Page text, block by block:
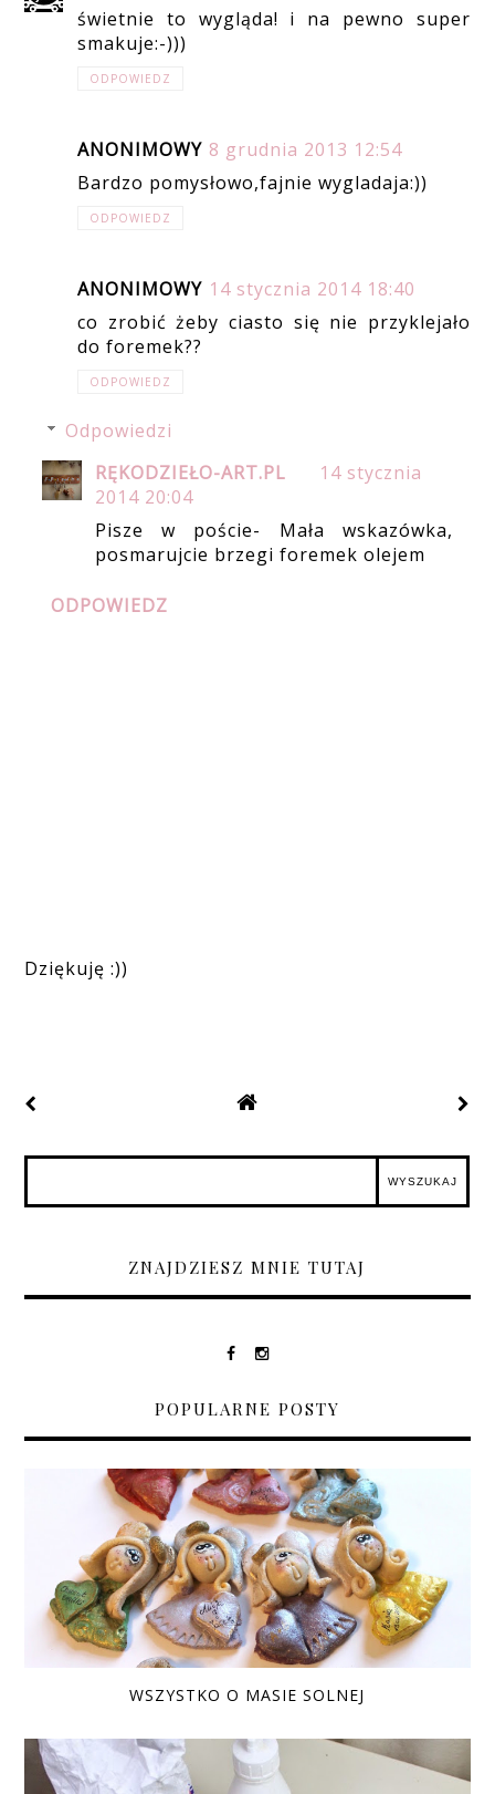
świetnie to wygląda! i na pewno super
smakuje:-)))
ODPOWIEDZ
ANONIMOWY 8 grudnia 2013 12:54
Bardzo pomysłowo,fajnie wygladaja:))
ODPOWIEDZ
ANONIMOWY 14 stycznia 2014 18:40
co zrobić żeby ciasto się nie przyklejało
do foremek??
ODPOWIEDZ
Odpowiedzi
RĘKODZIEŁO-ART.PL
14 stycznia
2014 20:04
Pisze w poście- Mała wskazówka,
posmarujcie brzegi foremek olejem
ODPOWIEDZ
Dziękuję :))
ZNAJDZIESZ MNIE TUTAJ
POPULARNE POSTY
WSZYSTKO O MASIE SOLNEJ